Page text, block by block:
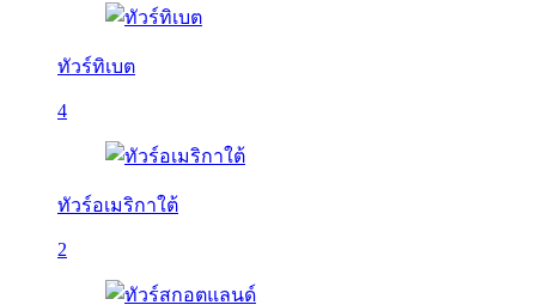
ทัวร์ทิเบต
4
ทัวร์อเมริกาใต้
2